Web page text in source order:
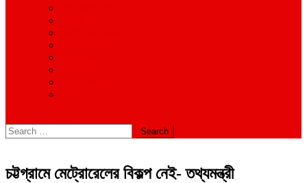
Search
for:
চট্টগ্রামে মেট্রোরেলের বিকল্প নেই- তথ্যমন্ত্রী